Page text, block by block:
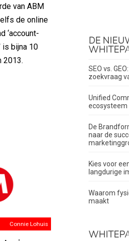
van ABM
de online
‘account-
is bijna 10
2013.
Connie Lohuis
DE
SEO vs.
zoekvraag
Unified
De
naar de
Kies voor
langdurige
Waarom
maakt